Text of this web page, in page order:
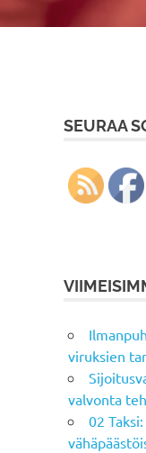
SEURAA
viruksien
valvonta
02